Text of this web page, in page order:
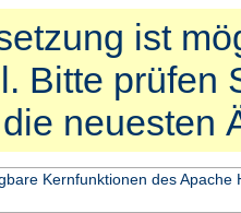
ist
Bitte prüfen
neuesten
Kernfunktionen des Apache